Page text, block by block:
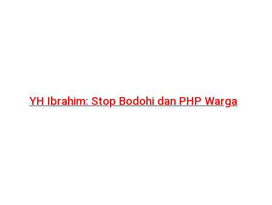
YH Ibrahim: Stop Bodohi dan PHP Warga